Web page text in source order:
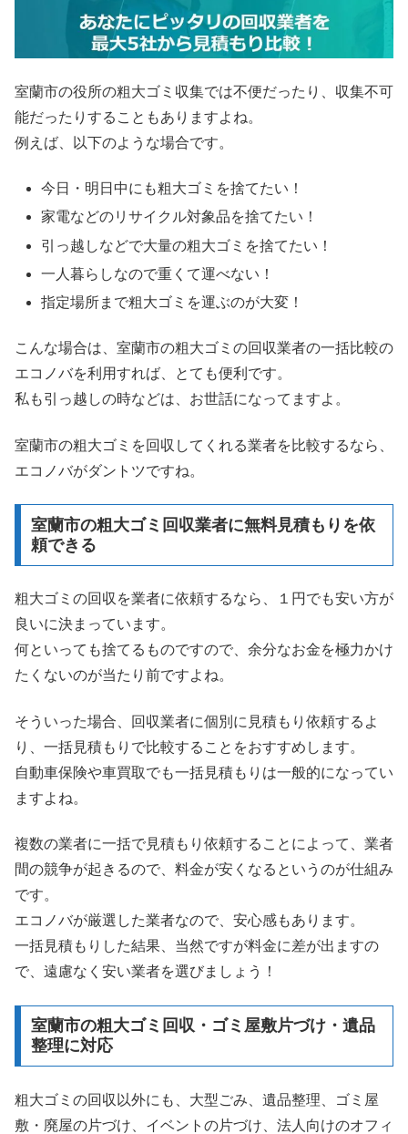
室蘭市の役所の粗大ゴミ収集では不便だったり、収集不可
能だったりすることもありますよね。
例えば、以下のような場合です。
今日・明日中にも粗大ゴミを捨てたい！
家電などのリサイクル対象品を捨てたい！
引っ越しなどで大量の粗大ゴミを捨てたい！
一人暮らしなので重くて運べない！
指定場所まで粗大ゴミを運ぶのが大変！
こんな場合は、室蘭市の粗大ゴミの回収業者の一括比較の
エコノバを利用すれば、とても便利です。
私も引っ越しの時などは、お世話になってますよ。
室蘭市の粗大ゴミを回収してくれる業者を比較するなら、
エコノバがダントツですね。
室蘭市の粗大ゴミ回収業者に無料見積もりを依
頼できる
粗大ゴミの回収を業者に依頼するなら、１円でも安い方が
良いに決まっています。
何といっても捨てるものですので、余分なお金を極力かけ
たくないのが当たり前ですよね。
そういった場合、回収業者に個別に見積もり依頼するよ
り、一括見積もりで比較することをおすすめします。
自動車保険や車買取でも一括見積もりは一般的になってい
ますよね。
複数の業者に一括で見積もり依頼することによって、業者
間の競争が起きるので、料金が安くなるというのが仕組み
です。
エコノバが厳選した業者なので、安心感もあります。
一括見積もりした結果、当然ですが料金に差が出ますの
で、遠慮なく安い業者を選びましょう！
室蘭市の粗大ゴミ回収・ゴミ屋敷片づけ・遺品
整理に対応
粗大ゴミの回収以外にも、大型ごみ、遺品整理、ゴミ屋
敷・廃屋の片づけ、イベントの片づけ、法人向けのオフィ